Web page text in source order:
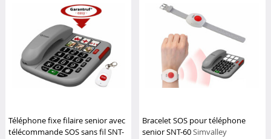
Téléphone fixe filaire senior avec
télécommande SOS sans fil SNT-
Bracelet SOS pour téléphone
senior SNT-60Simvalley